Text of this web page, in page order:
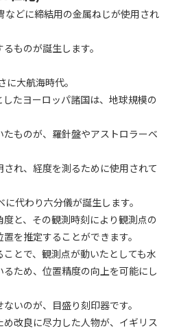
などに締結用の金属ねじが使用され
ものが誕生します。
大航海時代。
たヨーロッパ諸国は、地球規模の
ものが、羅針盤やアストロラーベ
れ、経度を測るために使用されて
代わり六分儀が誕生します。
と、その観測時刻により観測点の
を推定することができます。
とで、観測点が動いたとしても水
ため、位置精度の向上を可能にし
いのが、目盛り刻印器です。
改良に尽力した人物が、イギリス